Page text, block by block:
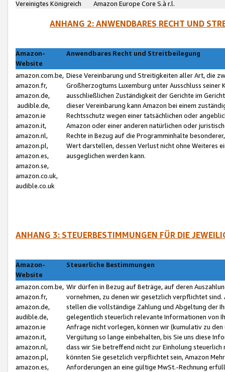
Vereinigtes Königreich
Amazon Europe Core S.à r.l.
ANHANG 2: ANWENDBARES RECHT UND
Amazon-
Website
Anwendbares Recht und Streitbeilegung
amazon.com.be,
amazon.fr,
amazon.de,
audible.de,
amazon.ie
amazon.it,
amazon.nl,
amazon.pl,
amazon.es,
amazon.se,
amazon.co.uk,
audible.co.uk
Diese Vereinbarung und Streitigkeiten aller Art, die
Großherzogtums Luxemburg unter Ausschluss
ausschließlichen Zuständigkeit der Gerichte im
dieser Vereinbarung kann Amazon bei einem
Rechtsschutz wegen einer tatsächlichen oder
Amazon oder einer anderen natürlichen oder
Rechte in Bezug auf die Programminhalte
Wert darstellen, dessen Verlust nicht ohne Weiteres
ausgeglichen werden kann.
ANHANG 3: STEUERBESTIMMUNGEN FÜR DIE
Amazon-
Website
Steuerliche Bestimmungen
amazon.com.be,
amazon.fr,
amazon.de,
audible.de,
amazon.ie
amazon.it,
amazon.nl,
amazon.pl,
amazon.es,
Wir dürfen in Bezug auf Beträge, auf deren
vornehmen, zu denen wir gesetzlich verpflichtet
stellen die vollständige Zahlung und Abgeltung der
gelegentlich steuerlich relevante Informationen von
Anfrage nicht vorlegen, können wir (kumulativ zu
Vergütung so lange einbehalten, bis Sie uns diese
dass wir Sie betreffend nicht zur Einholung
könnten Sie gesetzlich verpflichtet sein, Amazon
Anforderungen an eine gültige MwSt.-Rechnung